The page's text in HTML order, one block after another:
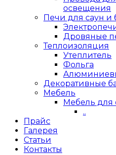
освещения
Печи для саун и
Дровяные
Теплоизоляция
Утеплитель
Фольга
Декоративные
Мебель
Мебель для
..
Прайс
Галерея
Статьи
Контакты